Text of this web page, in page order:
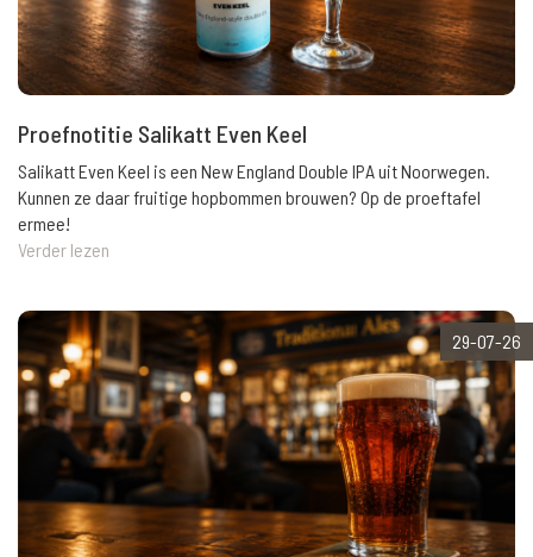
Proefnotitie Salikatt Even Keel
Salikatt Even Keel is een New England Double IPA uit Noorwegen.
Kunnen ze daar fruitige hopbommen brouwen? Op de proeftafel
ermee!
Verder lezen
29-07-26